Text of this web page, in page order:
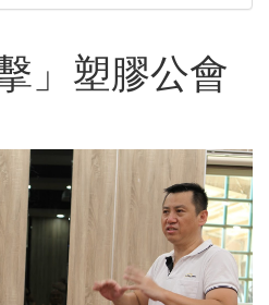
」塑膠公會